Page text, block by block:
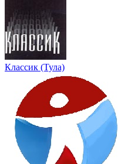
Классик (Тула)